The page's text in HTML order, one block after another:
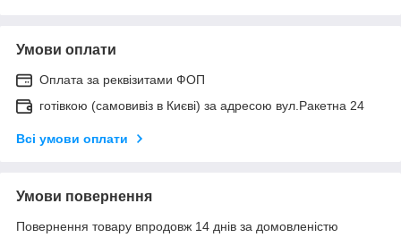
Умови оплати
Оплата за реквізитами ФОП
готівкою (самовивіз в Києві) за адресою вул.Ракетна 24
Всі умови оплати
Умови повернення
Повернення товару впродовж 14 днів за домовленістю